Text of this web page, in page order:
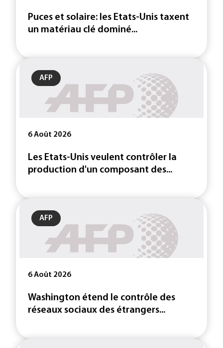
Puces et solaire: les Etats-Unis taxent
un matériau clé dominé...
AFP
6 Août 2026
Les Etats-Unis veulent contrôler la
production d'un composant des...
AFP
6 Août 2026
Washington étend le contrôle des
réseaux sociaux des étrangers...